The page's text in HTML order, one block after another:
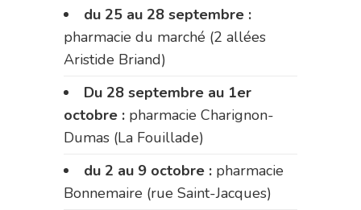
du 25 au 28 septembre :
pharmacie du marché (2 allées
Aristide Briand)
Du 28 septembre au 1er
octobre : pharmacie Charignon-
Dumas (La Fouillade)
du 2 au 9 octobre : pharmacie
Bonnemaire (rue Saint-Jacques)